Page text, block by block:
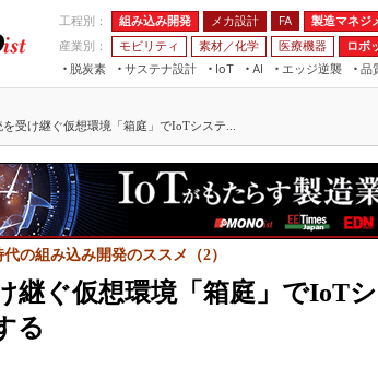
工程別： 組み込み開発 メカ設計 FA 製造マネジ
産業別：
モビリティ 素材／化学 医療機器 ロボ
脱炭素
サステナ設計
IoT
ながる工場
ながるサービス
AI
AI×設備保全
Physical AI
エッジ逆襲 品
JIMTOF
組込み/エッジ コンピューティング
展＆IoT/5Gソリューション展
IIFES
国際ロボット展
ジャパンモビリティショー
5G
VR／AR
フィールドサービス
組み込み画像技術
製造マネジメント
FA
モビリティ
を受け継ぐ仮想環境「箱庭」でIoTシステ...
継ぐ仮想環境「箱庭」でIoT
る
の組み込み開発のススメ（2）